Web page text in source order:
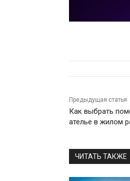
Предыдущая статья
Как выбрать
ателье в жилом
ЧИТАТЬ ТАКЖЕ